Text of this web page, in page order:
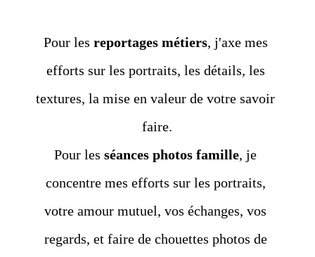
Pour les reportages métiers, j'axe mes
efforts sur les portraits, les détails, les
textures, la mise en valeur de votre savoir
faire.
Pour les séances photos famille, je
concentre mes efforts sur les portraits,
votre amour mutuel, vos échanges, vos
regards, et faire de chouettes photos de